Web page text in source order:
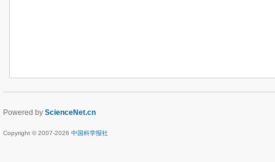
Powered by ScienceNet.cn
Copyright © 2007-2026 中国科学报社